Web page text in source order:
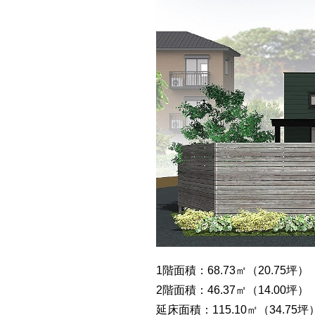
1階面積：68.73㎡（20.75坪）
2階面積：46.37㎡（14.00坪）
延床面積：115.10㎡（34.75坪